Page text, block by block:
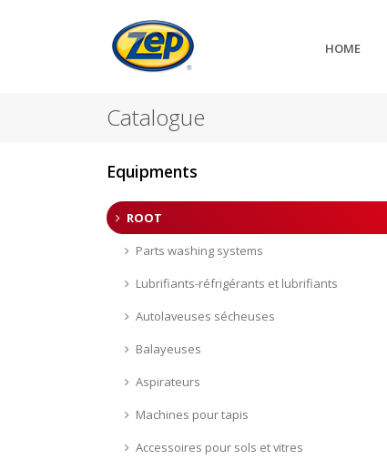
HOME
Catalogue
Equipments
ROOT
Parts washing systems
Lubrifiants-réfrigérants et lubrifiants
Autolaveuses sécheuses
Balayeuses
Aspirateurs
Machines pour tapis
Accessoires pour sols et vitres